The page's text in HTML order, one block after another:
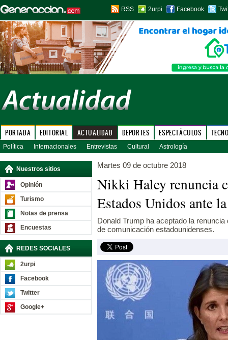
RSS 2urpi Facebook
PORTADA EDITORIAL ACTUALIDAD DEPORTES ESPECTÁCULOS
Política Internacionales Entrevistas Cultural Astrología
Nuestros sitios
Opinión
Turismo
Notas de prensa
Encuestas
REDES SOCIALES
2urpi
Facebook
Twitter
Google+
Martes 09 de octubre 2018
Nikki Haley renuncia
Estados Unidos ante
Donald Trump ha aceptado la
de comunicación estadounidenses.